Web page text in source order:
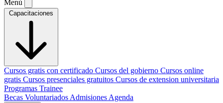
Menú
Capacitaciones
Cursos gratis con certificado Cursos del gobierno Cursos online
gratis Cursos presenciales gratuitos Cursos de extension universitaria
Programas Trainee
Becas Voluntariados Admisiones Agenda